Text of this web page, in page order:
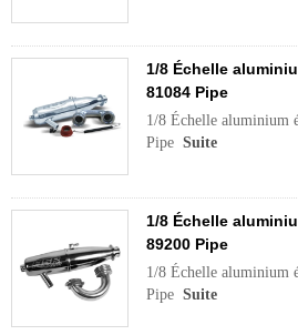
1/8 Échelle
81084 Pipe
1/8 Échelle aluminium
Pipe Suite
1/8 Échelle
89200 Pipe
1/8 Échelle aluminium
Pipe Suite